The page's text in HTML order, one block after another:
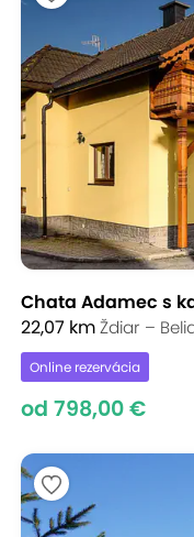
Chata Adamec s
22,07 kmŽdiar –
Online rezervácia
od 798,00 €